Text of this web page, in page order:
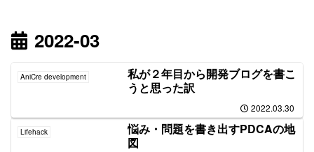
2022-03
AniCre development
私が２年目から開発ブログを書こ
うと思った訳
2022.03.30
Lifehack
悩み・問題を書き出すPDCAの地
図